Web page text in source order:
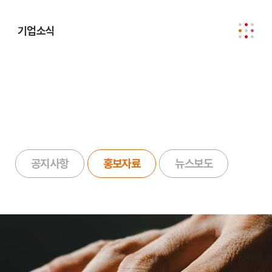
기업소식
공지사항 홍보자료 뉴스보도